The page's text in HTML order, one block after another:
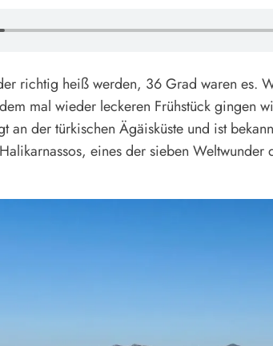
richtig heiß werden, 36 Grad waren es.
mal wieder leckeren Frühstück gingen
an der türkischen Ägäisküste und ist
eines der sieben Weltwunder